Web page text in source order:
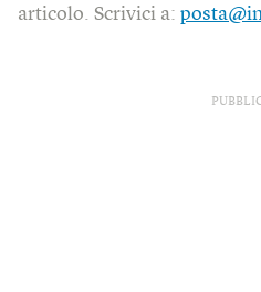
articolo. Scrivici a: